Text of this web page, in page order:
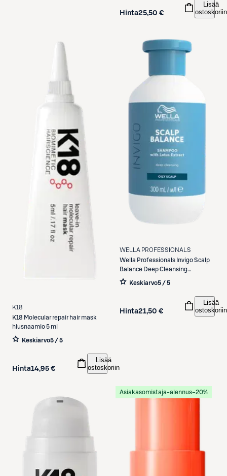
Hinta25,50 €
Lisää
ostoskoriin
K18
K18 Molecular repair hair mask
hiusnaamio 5 ml
Keskiarvo5 / 5
Hinta14,95 €
Lisää
ostoskoriin
WELLA PROFESSIONALS
Wella Professionals Invigo Scalp
Balance Deep Cleansing
Shampoo 300 ml
Keskiarvo5 / 5
Hinta21,50 €
Lisää
ostoskoriin
Asiakasomistaja-alennus−20%